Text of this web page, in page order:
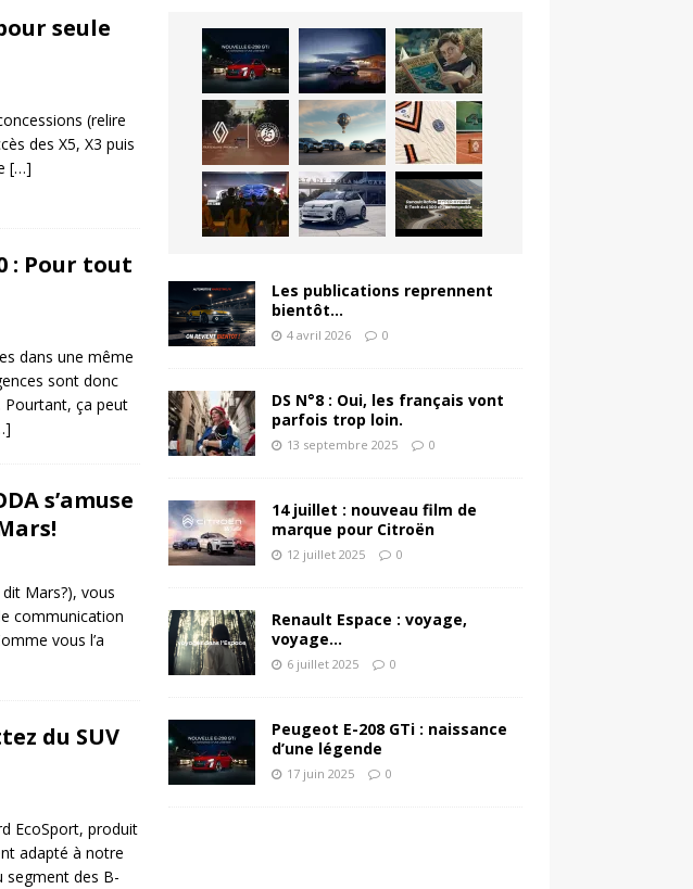
seule
(relire
des X5, X3 puis
[…]
: Pour tout
dans une même
sont donc
Pourtant, ça peut
s’amuse
Mars?), vous
communication
vous l’a
du SUV
EcoSport, produit
adapté à notre
segment des B-
Les publications reprennent
bientôt…
4 avril 2026 0
DS N°8 : Oui, les français vont
parfois trop loin.
13 septembre 2025 0
14 juillet : nouveau film de
marque pour Citroën
12 juillet 2025 0
Renault Espace : voyage,
voyage…
6 juillet 2025 0
Peugeot E-208 GTi : naissance
d’une légende
17 juin 2025 0